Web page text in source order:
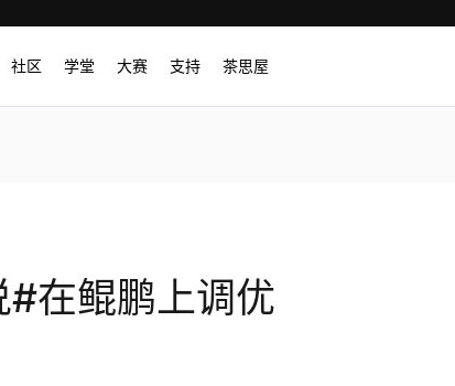
社区 学堂 大赛 支持 茶思屋
在鲲鹏上调优